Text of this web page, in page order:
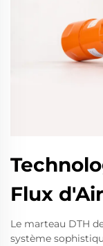
Flux d'Air
Le marteau DTH
système